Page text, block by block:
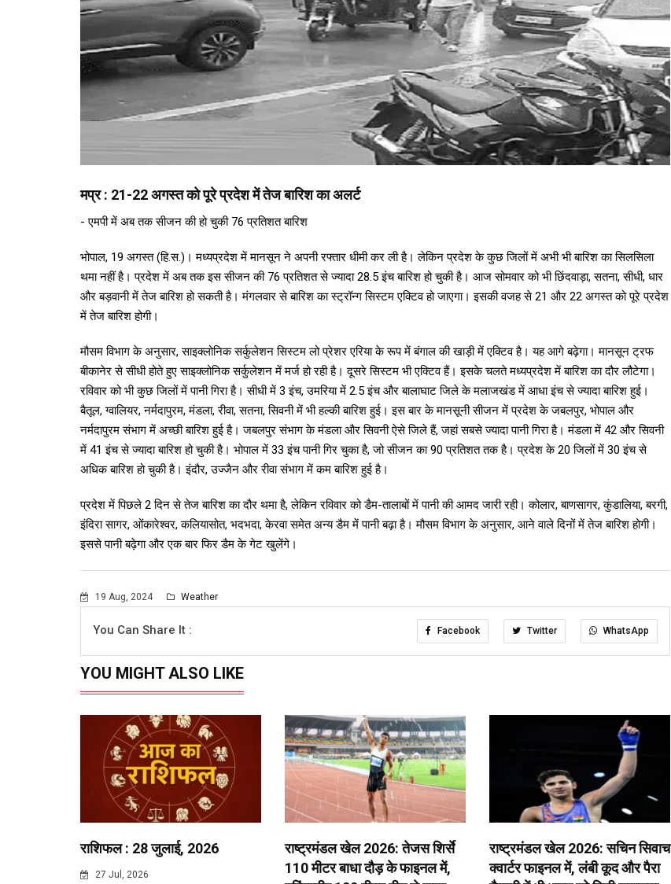
मप्र : 21-22 अगस्त को पूरे प्रदेश में तेज बारिश का अलर्ट
- एमपी में अब तक सीजन की हो चुकी 76 प्रतिशत बारिश
भोपाल, 19 अगस्‍त (हि.स.)। मध्‍यप्रदेश में मानसून ने अपनी रफ्तार धीमी कर ली है। लेकिन प्रदेश के कुछ जिलों में अभी भी बारिश का सिलसिला
थमा नहीं है। प्रदेश में अब तक इस सीजन की 76 प्रतिशत से ज्यादा 28.5 इंच बारिश हो चुकी है। आज सोमवार को भी छिंदवाड़ा, सतना, सीधी, धार
और बड़वानी में तेज बारिश हो सकती है। मंगलवार से बारिश का स्ट्रॉन्ग सिस्टम एक्टिव हो जाएगा। इसकी वजह से 21 और 22 अगस्त को पूरे प्रदेश
में तेज बारिश होगी।
मौसम विभाग के अनुसार, साइक्लोनिक सर्कुलेशन सिस्टम लो प्रेशर एरिया के रूप में बंगाल की खाड़ी में एक्टिव है। यह आगे बढ़ेगा। मानसून ट्रफ
बीकानेर से सीधी होते हुए साइक्लोनिक सर्कुलेशन में मर्ज हो रही है। दूसरे सिस्टम भी एक्टिव हैं। इसके चलते मध्यप्रदेश में बारिश का दौर लौटेगा।
रविवार को भी कुछ जिलों में पानी गिरा है। सीधी में 3 इंच, उमरिया में 2.5 इंच और बालाघाट जिले के मलाजखंड में आधा इंच से ज्यादा बारिश हुई।
बैतूल, ग्वालियर, नर्मदापुरम, मंडला, रीवा, सतना, सिवनी में भी हल्की बारिश हुई। इस बार के मानसूनी सीजन में प्रदेश के जबलपुर, भोपाल और
नर्मदापुरम संभाग में अच्छी बारिश हुई है। जबलपुर संभाग के मंडला और सिवनी ऐसे जिले हैं, जहां सबसे ज्यादा पानी गिरा है। मंडला में 42 और सिवनी
में 41 इंच से ज्यादा बारिश हो चुकी है। भोपाल में 33 इंच पानी गिर चुका है, जो सीजन का 90 प्रतिशत तक है। प्रदेश के 20 जिलों में 30 इंच से
अधिक बारिश हो चुकी है। इंदौर, उज्जैन और रीवा संभाग में कम बारिश हुई है।
प्रदेश में पिछले 2 दिन से तेज बारिश का दौर थमा है, लेकिन रविवार को डैम-तालाबों में पानी की आमद जारी रही। कोलार, बाणसागर, कुंडालिया, बरगी,
इंदिरा सागर, ओंकारेश्वर, कलियासोत, भदभदा, केरवा समेत अन्य डैम में पानी बढ़ा है। मौसम विभाग के अनुसार, आने वाले दिनों में तेज बारिश होगी।
इससे पानी बढ़ेगा और एक बार फिर डैम के गेट खुलेंगे।
19 Aug, 2024 Weather
You Can Share It : Facebook Twitter WhatsApp
YOU MIGHT ALSO LIKE
राशिफल : 28 जुलाई, 2026
27 Jul, 2026
राष्ट्रमंडल खेल 2026: तेजस शिर्से
110 मीटर बाधा दौड़ के फाइनल में,
राष्ट्रमंडल खेल 2026: सचिन सिवाच
क्वार्टर फाइनल में, लंबी कूद और पैरा